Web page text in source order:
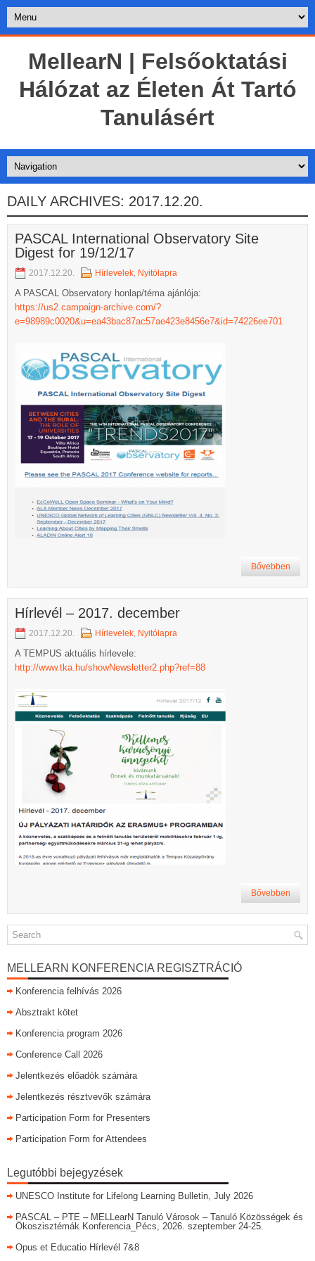
MellearN | Felsőoktatási
Hálózat az Életen Át Tartó
Tanulásért
DAILY ARCHIVES: 2017.12.20.
PASCAL International Observatory Site
Digest for 19/12/17
2017.12.20. Hírlevelek, Nyitólapra
A PASCAL Observatory honlap/téma ajánlója:
https://us2.campaign-archive.com/?
e=98989c0020&u=ea43bac87ac57ae423e8456e7&id=74226ee701
Bővebben
Hírlevél – 2017. december
2017.12.20. Hírlevelek, Nyitólapra
A TEMPUS aktuális hírlevele:
http://www.tka.hu/showNewsletter2.php?ref=88
Bővebben
MELLEARN KONFERENCIA REGISZTRÁCIÓ
Konferencia felhívás 2026
Absztrakt kötet
Konferencia program 2026
Conference Call 2026
Jelentkezés előadók számára
Jelentkezés résztvevők számára
Participation Form for Presenters
Participation Form for Attendees
Legutóbbi bejegyzések
UNESCO Institute for Lifelong Learning Bulletin, July 2026
PASCAL – PTE – MELLearN Tanuló Városok – Tanuló Közösségek és
Ökoszisztémák Konferencia_Pécs, 2026. szeptember 24-25.
Opus et Educatio Hírlevél 7&8